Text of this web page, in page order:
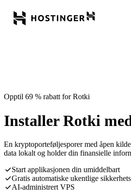
Opptil 69 % rabatt for Rotki
Installer Rotki
En kryptoporteføljesporer med åpen
data lokalt og holder din finansielle
Start applikasjonen din umiddelbart
Gratis automatiske ukentlige
AI-administrert VPS